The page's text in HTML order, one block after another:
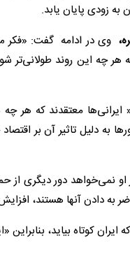
زودی پایان یابد.
وی در ادامه گفت: «فکر
چه این روند طولانی‌تر
ایرانی‌ها معتقدند که هر
به دلیل تاثیر آن بر
نمی‌خواهد دور دیگری از
به دادن آنها هستند،
کوتاه بیاید،